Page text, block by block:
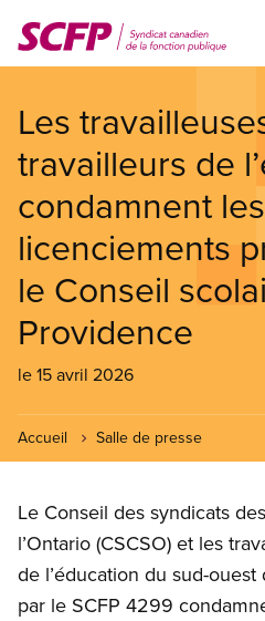
au
contenu
Les
travailleurs de
condamnent les
licenciements
le Conseil
Providence
le 15 avril 2026
Accueil Salle de presse
Le Conseil des syndicats
l’Ontario (CSCSO) et les
de l’éducation du sud-
par le SCFP 4299